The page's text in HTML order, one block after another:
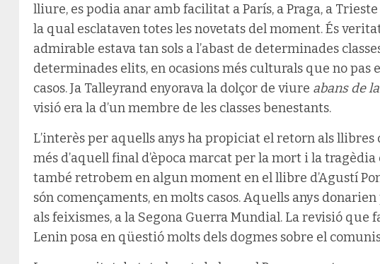
lliure, es podia anar amb facilitat a París, a Praga, a
la qual esclataven totes les novetats del moment. És
admirable estava tan sols a l’abast de determinades
determinades elits, en ocasions més culturals que no pas
casos. Ja Talleyrand enyorava la dolçor de viure abans de
visió era la d’un membre de les classes benestants.
L’interès per aquells anys ha propiciat el retorn als llibres
més d’aquell final d’època marcat per la mort i la tragèdia
també retrobem en algun moment en el llibre d’Agustí
són començaments, en molts casos. Aquells anys
als feixismes, a la Segona Guerra Mundial. La revisió que
Lenin posa en qüestió molts dels dogmes sobre el